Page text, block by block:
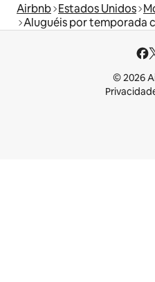
Airbnb Estados Unidos
Aluguéis por temporada
© 2026